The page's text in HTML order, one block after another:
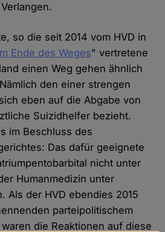
so die seit 2014 vom HVD in
Ende des Weges" vertretene
einen Weg gehen ähnlich
den einer strengen
eben auf die Abgabe von
Suizidhelfer bezieht.
im Beschluss des
Das dafür geeignete
nicht unter
Humanmedizin unter
Als der HVD ebendies 2015
parteipolitischem
die Reaktionen auf diese